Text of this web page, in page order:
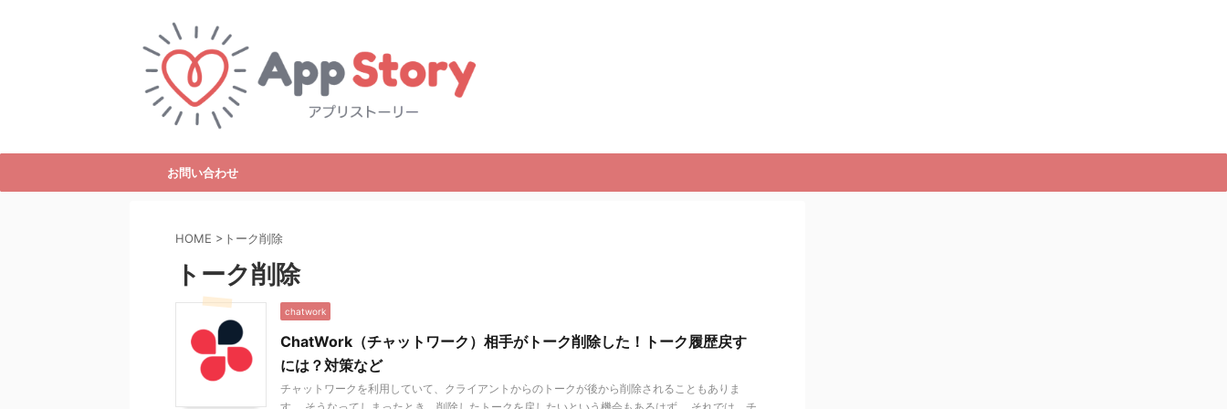
お問い合わせ
HOME > トーク削除
トーク削除
chatwork
ChatWork（チャットワーク）相手がトーク削除した！トーク履歴戻す
には？対策など
チャットワークを利用していて、クライアントからのトークが後から削除されることもありま